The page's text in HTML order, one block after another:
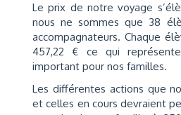
Le prix de notre voyage
nous ne sommes que 38
accompagnateurs. Chaque
457,22 € ce qui
important pour nos familles.
Les différentes actions que
et celles en cours devraient